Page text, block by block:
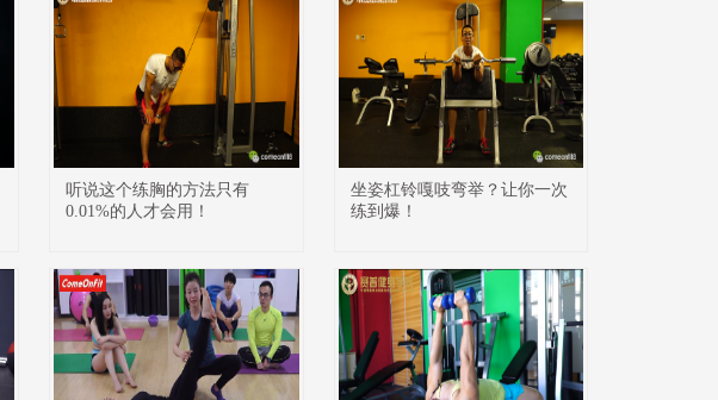
听说这个练胸的方法只有
0.01%的人才会用！
坐姿杠铃嘎吱弯举？让你一次
练到爆！